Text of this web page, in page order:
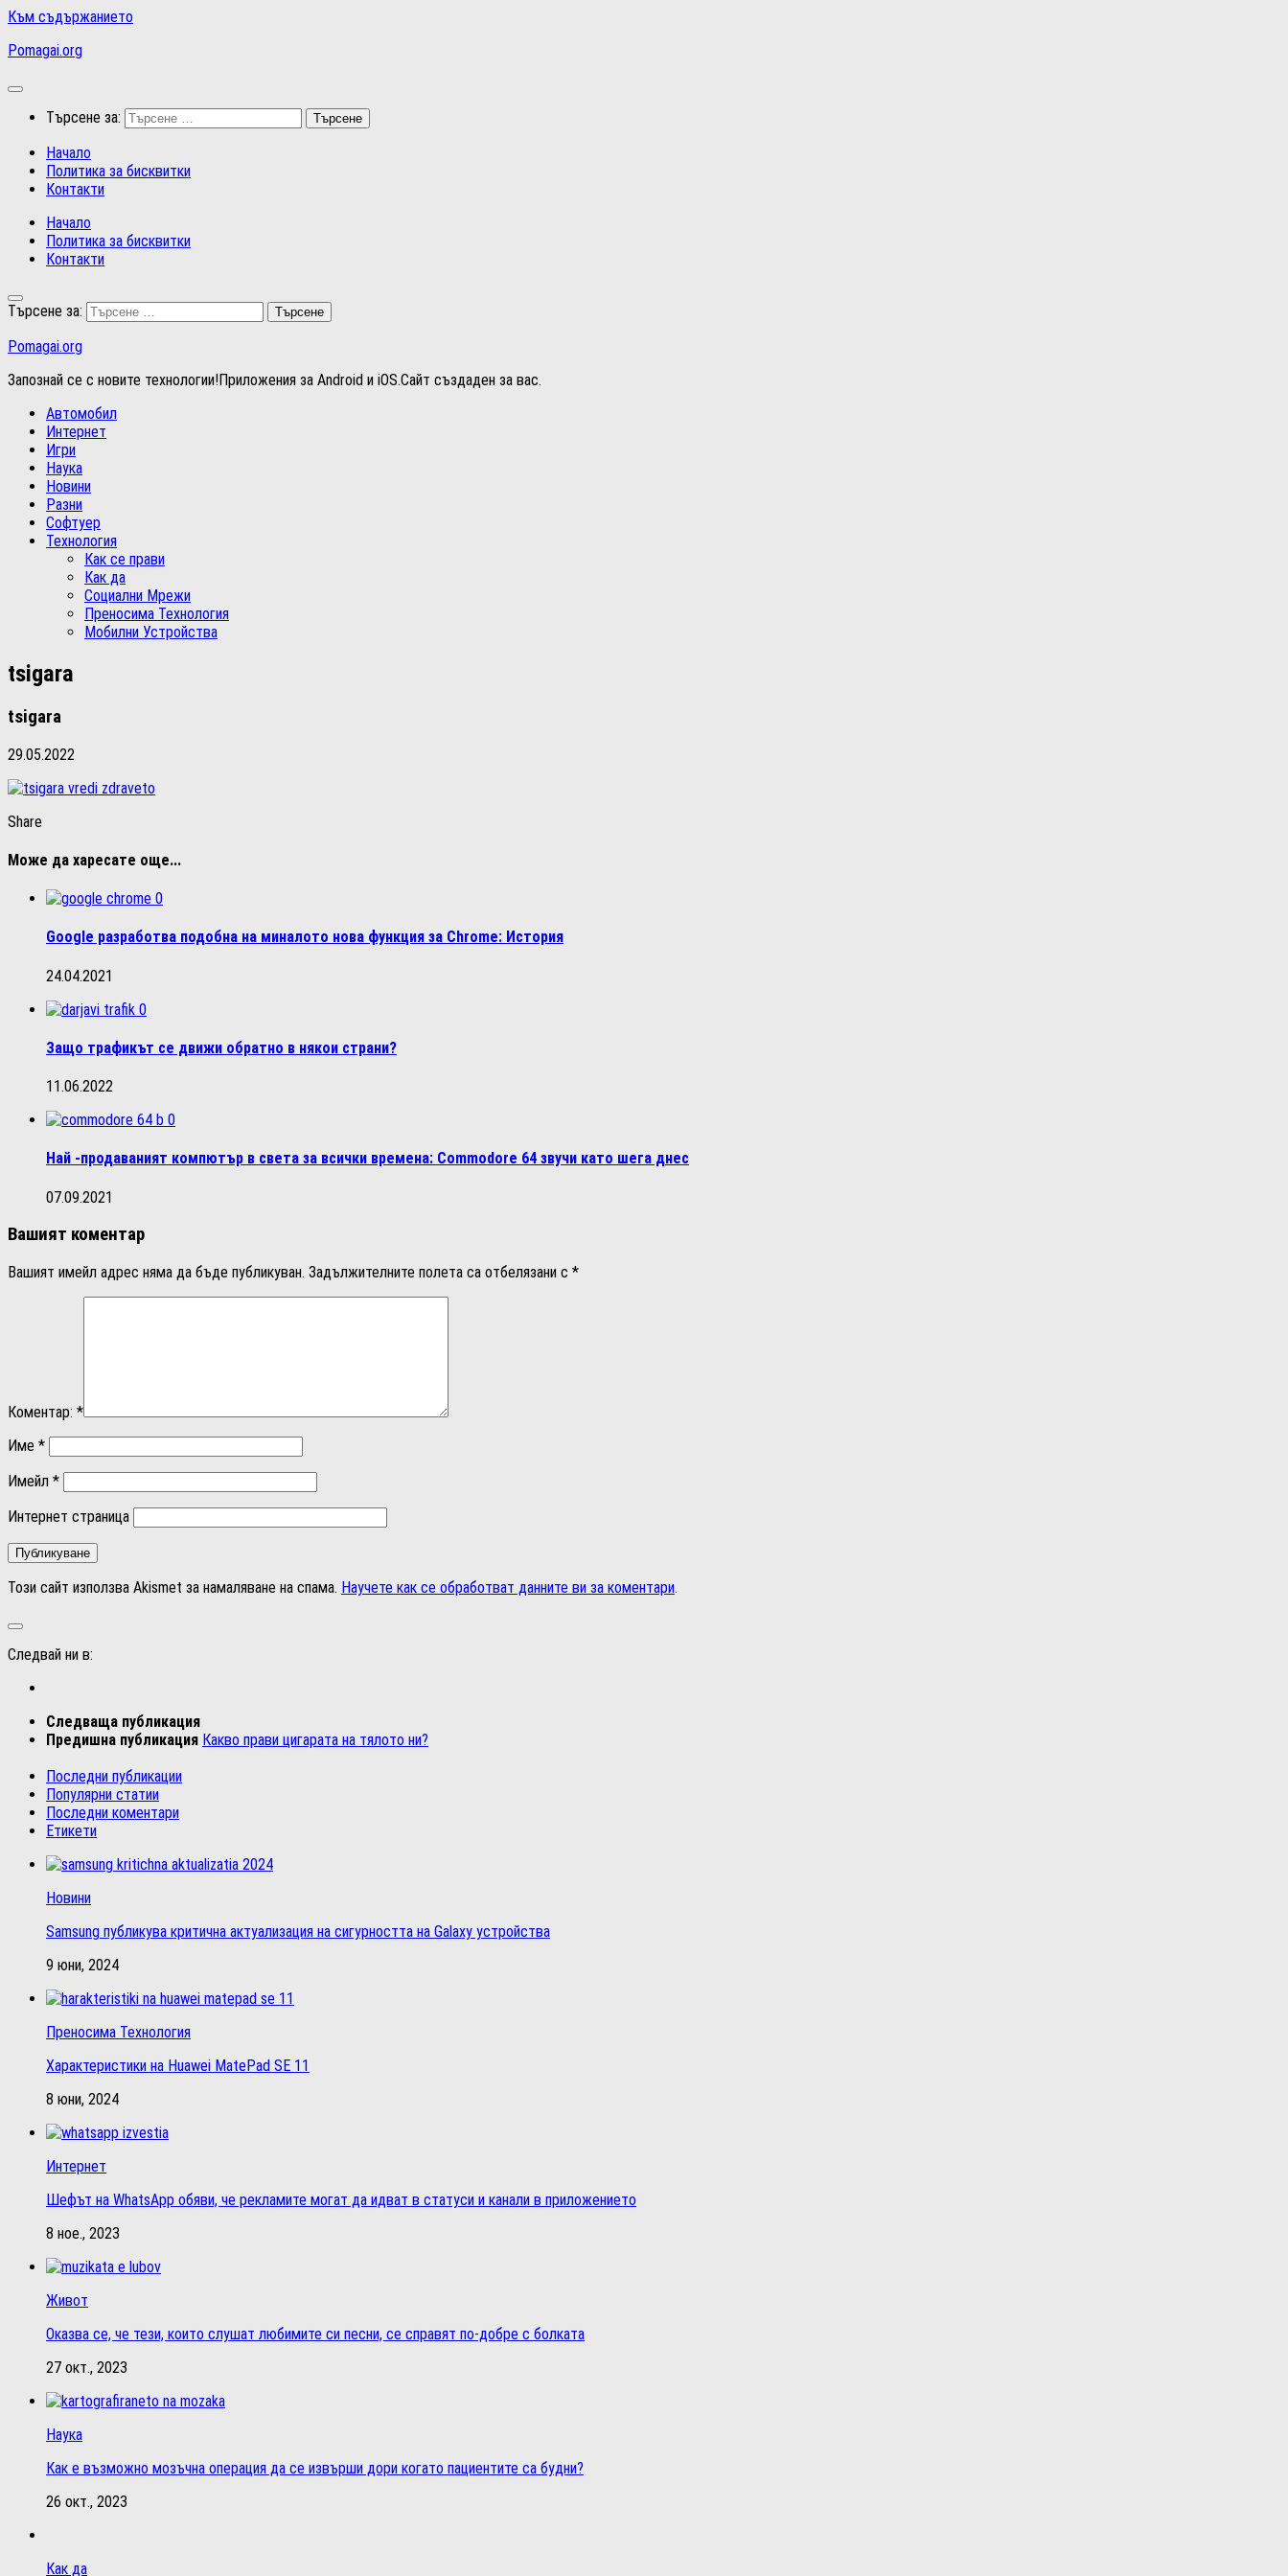
Към съдържанието
Pomagai.org
Търсене за:
Начало
Политика за бисквитки
Контакти
Начало
Политика за бисквитки
Контакти
Търсене за:
Pomagai.org
Запознай се с новите технологии!Приложения за Android и iOS.Сайт създаден за вас.
Автомобил
Интернет
Игри
Наука
Новини
Разни
Софтуер
Технология
Как се прави
Как да
Социални Мрежи
Преносима Технология
Мобилни Устройства
tsigara
tsigara
29.05.2022
Share
Може да харесате още...
0
Google разработва подобна на миналото нова функция за Chrome: История
24.04.2021
0
Защо трафикът се движи обратно в някои страни?
11.06.2022
0
Най -продаваният компютър в света за всички времена: Commodore 64 звучи като шега днес
07.09.2021
Вашият коментар
Вашият имейл адрес няма да бъде публикуван. Задължителните полета са отбелязани с *
Коментар: *
Име *
Имейл *
Интернет страница
Този сайт използва Akismet за намаляване на спама. Научете как се обработват данните ви за коментари.
Следвай ни в:
Следваща публикация
Предишна публикация Какво прави цигарата на тялото ни?
Последни публикации
Популярни статии
Последни коментари
Етикети
Новини
Samsung публикува критична актуализация на сигурността на Galaxy устройства
9 юни, 2024
Преносима Технология
Характеристики на Huawei MatePad SE 11
8 юни, 2024
Интернет
Шефът на WhatsApp обяви, че рекламите могат да идват в статуси и канали в приложението
8 ное., 2023
Живот
Оказва се, че тези, които слушат любимите си песни, се справят по-добре с болката
27 окт., 2023
Наука
Как е възможно мозъчна операция да се извърши дори когато пациентите са будни?
26 окт., 2023
Как да